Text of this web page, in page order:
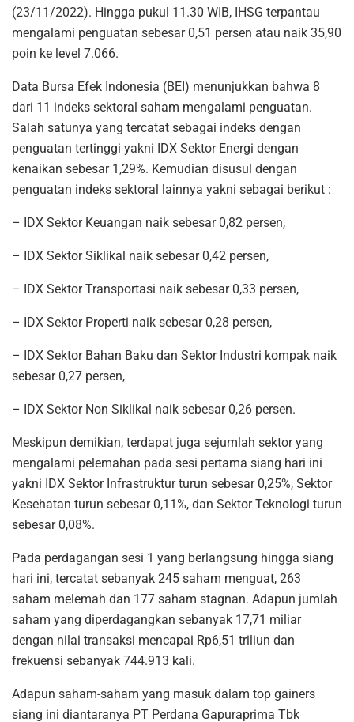
(23/11/2022). Hingga pukul 11.30 WIB, IHSG terpantau
mengalami penguatan sebesar 0,51 persen atau naik 35,90
poin ke level 7.066.
Data Bursa Efek Indonesia (BEI) menunjukkan bahwa 8
dari 11 indeks sektoral saham mengalami penguatan.
Salah satunya yang tercatat sebagai indeks dengan
penguatan tertinggi yakni IDX Sektor Energi dengan
kenaikan sebesar 1,29%. Kemudian disusul dengan
penguatan indeks sektoral lainnya yakni sebagai berikut :
– IDX Sektor Keuangan naik sebesar 0,82 persen,
– IDX Sektor Siklikal naik sebesar 0,42 persen,
– IDX Sektor Transportasi naik sebesar 0,33 persen,
– IDX Sektor Properti naik sebesar 0,28 persen,
– IDX Sektor Bahan Baku dan Sektor Industri kompak naik
sebesar 0,27 persen,
– IDX Sektor Non Siklikal naik sebesar 0,26 persen.
Meskipun demikian, terdapat juga sejumlah sektor yang
mengalami pelemahan pada sesi pertama siang hari ini
yakni IDX Sektor Infrastruktur turun sebesar 0,25%, Sektor
Kesehatan turun sebesar 0,11%, dan Sektor Teknologi turun
sebesar 0,08%.
Pada perdagangan sesi 1 yang berlangsung hingga siang
hari ini, tercatat sebanyak 245 saham menguat, 263
saham melemah dan 177 saham stagnan. Adapun jumlah
saham yang diperdagangkan sebanyak 17,71 miliar
dengan nilai transaksi mencapai Rp6,51 triliun dan
frekuensi sebanyak 744.913 kali.
Adapun saham-saham yang masuk dalam top gainers
siang ini diantaranya PT Perdana Gapuraprima Tbk